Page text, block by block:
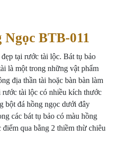
BTB-011
tại rước tài lộc. Bát tụ bảo
là một trong những vật phẩm
địa thần tài hoặc bàn bàn làm
rước tài lộc có nhiều kích thước
bột đá hồng ngọc dưới đây
các bát tụ bảo có màu hồng
qua bằng 2 thiềm thừ chiêu